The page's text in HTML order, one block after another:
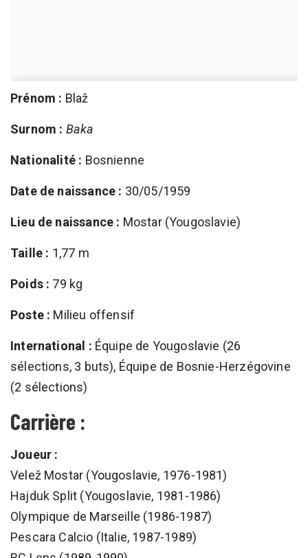
Prénom : Blaž
Surnom : Baka
Nationalité : Bosnienne
Date de naissance : 30/05/1959
Lieu de naissance : Mostar (Yougoslavie)
Taille : 1,77 m
Poids : 79 kg
Poste : Milieu offensif
International : Équipe de Yougoslavie (26
sélections, 3 buts), Équipe de Bosnie-Herzégovine
(2 sélections)
Carrière :
Joueur :
Velež Mostar (Yougoslavie, 1976-1981)
Hajduk Split (Yougoslavie, 1981-1986)
Olympique de Marseille (1986-1987)
Pescara Calcio (Italie, 1987-1989)